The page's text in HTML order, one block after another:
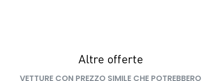
Altre offerte
VETTURE CON PREZZO SIMILE CHE POTREBBERO